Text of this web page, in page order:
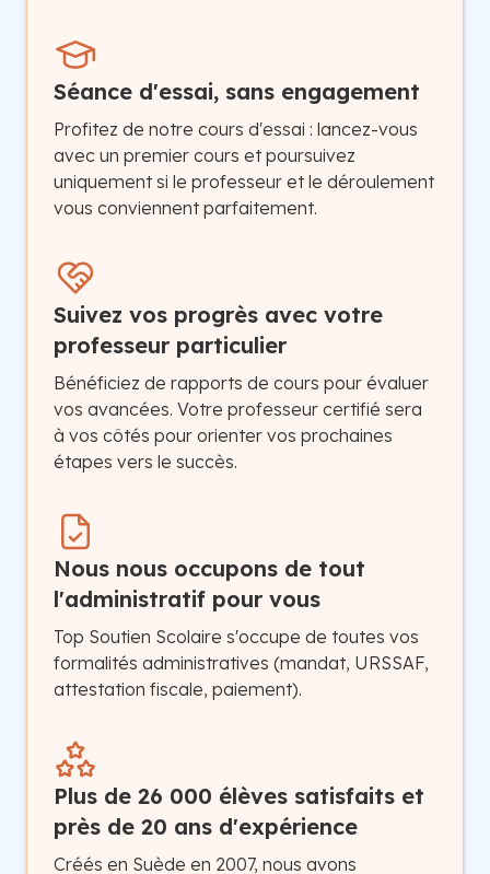
Séance d'essai, sans engagement
Profitez de notre cours d'essai : lancez-vous
avec un premier cours et poursuivez
uniquement si le professeur et le déroulement
vous conviennent parfaitement.
Suivez vos progrès avec votre
professeur particulier
Bénéficiez de rapports de cours pour évaluer
vos avancées. Votre professeur certifié sera
à vos côtés pour orienter vos prochaines
étapes vers le succès.
Nous nous occupons de tout
l'administratif pour vous
Top Soutien Scolaire s'occupe de toutes vos
formalités administratives (mandat, URSSAF,
attestation fiscale, paiement).
Plus de 26 000 élèves satisfaits et
près de 20 ans d'expérience
Créés en Suède en 2007, nous avons